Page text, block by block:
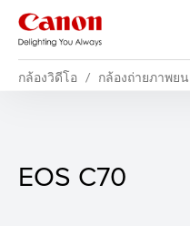
กล้องวิดีโอ กล้องถ่ายภาพย
EOS C70
EOS C70